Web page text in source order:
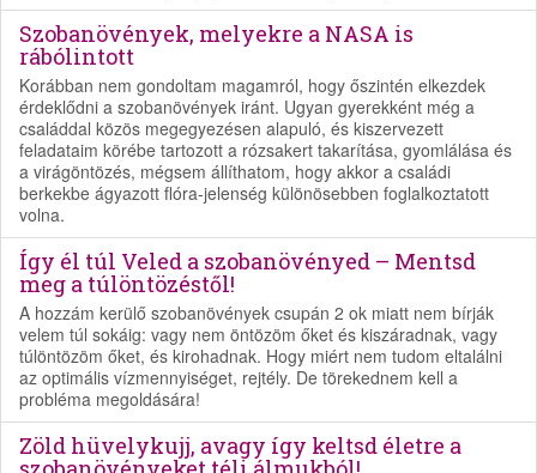
Szobanövények, melyekre a NASA is
rábólintott
Korábban nem gondoltam magamról, hogy őszintén elkezdek
érdeklődni a szobanövények iránt. Ugyan gyerekként még a
családdal közös megegyezésen alapuló, és kiszervezett
feladataim körébe tartozott a rózsakert takarítása, gyomlálása és
a virágöntözés, mégsem állíthatom, hogy akkor a családi
berkekbe ágyazott flóra-jelenség különösebben foglalkoztatott
volna.
Így él túl Veled a szobanövényed – Mentsd
meg a túlöntözéstől!
A hozzám kerülő szobanövények csupán 2 ok miatt nem bírják
velem túl sokáig: vagy nem öntözöm őket és kiszáradnak, vagy
túlöntözöm őket, és kirohadnak. Hogy miért nem tudom eltalálni
az optimális vízmennyiséget, rejtély. De törekednem kell a
probléma megoldására!
Zöld hüvelykujj, avagy így keltsd életre a